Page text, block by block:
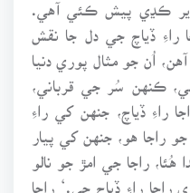
ڪڍي پيش ڪئي آهي.
راءِ ڏياچ جي دل جا نقش
اُن جو مثال پوري دنيا
ڪنهن سُر جي قرباني،
راءِ ڏياچ، جنهن کي راءِ
راجا هو، جنهن کي پيار
هُئا، راجا جي امڙ جو نالو
راجا راءِ ڏياچ جي.‘ راجا